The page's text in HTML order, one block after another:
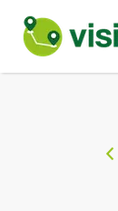
Zoek
naar: